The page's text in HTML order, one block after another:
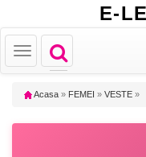
E-
Toggle
navigation
Toggle
navigation
Acasa » FEMEI » VESTE »